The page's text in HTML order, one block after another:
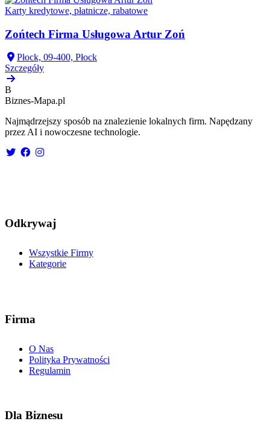
Karty kredytowe, płatnicze, rabatowe
Zońtech Firma Usługowa Artur Zoń
Płock, 09-400, Płock
Szczegóły
B
Biznes-Mapa.pl
Najmądrzejszy sposób na znalezienie lokalnych firm. Napędzany
przez AI i nowoczesne technologie.
Odkrywaj
Wszystkie Firmy
Kategorie
Firma
O Nas
Polityka Prywatności
Regulamin
Dla Biznesu